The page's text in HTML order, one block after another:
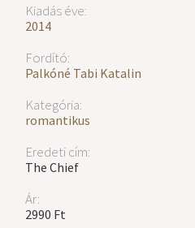
Kiadás éve:
2014
Fordító:
Palkóné Tabi Katalin
Kategória:
romantikus
Eredeti cím:
The Chief
Ár:
2990 Ft